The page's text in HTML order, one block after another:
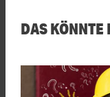
DAS KÖNNTE